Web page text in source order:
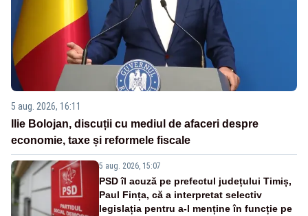
5 aug. 2026, 16:11
Ilie Bolojan, discuții cu mediul de afaceri despre
economie, taxe și reformele fiscale
5 aug. 2026, 15:07
PSD îl acuză pe prefectul județului Timiș,
Paul Fința, că a interpretat selectiv
legislația pentru a-l menține în funcție pe